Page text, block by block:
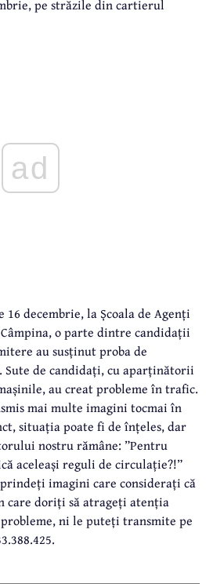
pe străzile din cartierul
ad
decembrie, la Școala de Agenți
o parte dintre candidații
au susținut proba de
de candidați, cu aparținătorii
au creat probleme în trafic.
mai multe imagini tocmai în
situația poate fi de înțeles, dar
nostru rămâne: ”Pentru
aceleași reguli de circulație?!”
imagini care considerați că
care doriți să atrageți atenția
ni le puteți transmite pe